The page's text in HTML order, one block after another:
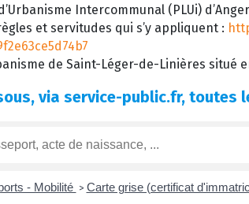
Intercommunal (PLUi)
et servitudes qui s’y appliquent :
de Saint-Léger-de-Linières situé
via service-public.fr, toutes
- Mobilité > Carte grise (certificat